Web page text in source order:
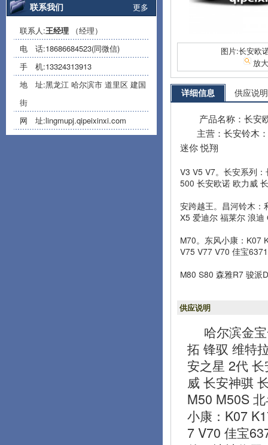
更多
联系我们
联系人:王经理 （经理）
电 话:18686684523(同微信)
手 机:13324313913
地 址:黑龙江 哈尔滨市 道里区 建国
街
网 址:lingmupj.qipeixinxi.com
图片:长安欧
放
详细信息 供应说明
产品名称：长安
主营：长安铃木
迷你 悦翔
V3 V5 V7。长安系列
500 长安欧诺 欧力威
安跨越王。昌河铃木：
X5 爱迪尔 福莱尔 浪
M70。东风小康：K07
V75 V77 V70 佳宝
M80 S80 森雅R7 骏派
供应说明
哈尔滨金
拓 锋驭 维特
安之星 2代
威 长安神骐
M50 M50S
小康：K07
7 V70 佳宝